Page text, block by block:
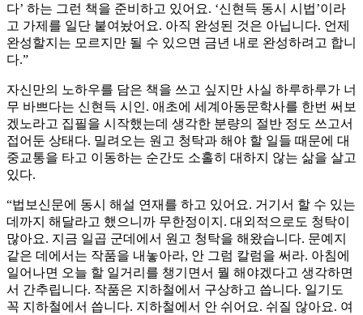
다’ 하는 그런 책을 준비하고 있어요. ‘신현득 동시 시법’이라
고 가제를 일단 붙여놨어요. 아직 완성된 것은 아닙니다. 언제
완성할지는 모르지만 될 수 있으면 금년 내로 완성하려고 합니
다.”
자신만의 노하우를 담은 책을 쓰고 싶지만 사실 하루하루가 너
무 바쁘다는 신현득 시인. 애초에 세계아동문학사를 한번 써보
겠노라고 집필을 시작했는데 생각한 분량의 절반 정도 쓰고서
접어둔 상태다. 밀려오는 원고 청탁과 해야 할 일들 때문에 대
중교통을 타고 이동하는 순간도 소홀히 대하지 않는 삶을 살고
있다.
“법보신문에 동시 해설 연재를 하고 있어요. 거기서 할 수 있는
데까지 해달라고 했으니까 무한정이지. 대외적으로도 청탁이
많아요. 지금 일곱 군데에서 원고 청탁을 해왔습니다. 문예지
같은 데에서는 작품을 내놓아라, 안 그럼 칼럼을 써라. 아침에
일어나면 오늘 할 일거리를 챙기면서 뭘 해야겠다고 생각하면
서 간추립니다. 작품은 지하철에서 구상하고 씁니다. 일기도
꼭 지하철에서 씁니다. 지하철에서 안 쉬어요. 쉬질 않아요. 여